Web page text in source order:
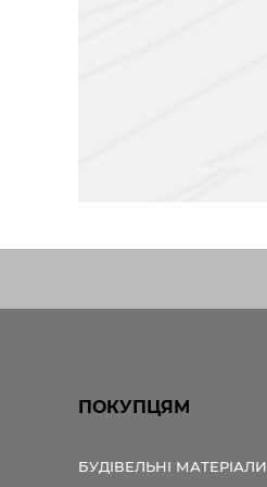
ПОКУПЦЯМ
БУДІВЕЛЬНІ МАТЕРІАЛИ